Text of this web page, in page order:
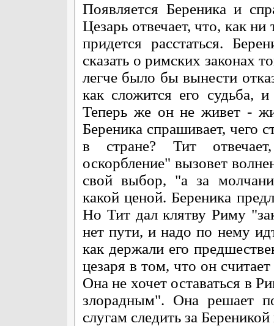
Появляется Береника и
Цезарь отвечает, что, как
придется расстаться.
сказать о римских законах
легче было бы вынести
как сложится его судьба,
Теперь же он не живет -
Береника спрашивает, чего
в стране? Тит
оскорбление" вызовет
свой выбор, "а за
какой ценой. Береника
Но Тит дал клятву Риму
нет пути, и надо по нему
как держали его
цезаря в том, что он
Она не хочет оставаться в
злорадным". Она решает
слугам следить за